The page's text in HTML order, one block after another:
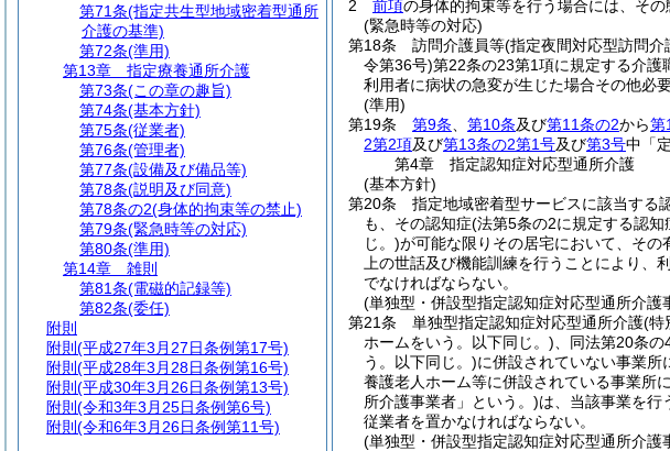
2
前項の身体的拘束等を行う場合には、そ
(緊急時等の対応)
第18条
訪問介護員等(指定夜間対応型訪問
令第36号)第22条の23第1項に規定する介護
利用者に病状の急変が生じた場合その他必
(準用)
第19条
第9条 第10条及び第11条の2から第
2第2項及び第13条の2第1号及び第3号中「
第4章
指定認知症対応型通所介護
(基本方針)
第20条
指定地域密着型サービスに該当する
も、その認知症(法第5条の2に規定する認
じ。)が可能な限りその居宅において、そ
上の世話及び機能訓練を行うことにより
でなければならない。
(単独型・併設型指定認知症対応型通所介護
第21条
単独型指定認知症対応型通所介護(特
ホームをいう。以下同じ。) 、同法第20条
う。以下同じ。)に併設されていない事業所
養護老人ホーム等に併設されている事業所
所介護事業者」という。)は、当該事業を行
従業者を置かなければならない。
(単独型・併設型指定認知症対応型通所介護
第71条(指定共生型地域密着型通所
介護の基準)
第72条(準用)
第13章
指定療養通所介護
第73条(この章の趣旨)
第74条(基本方針)
第75条(従業者)
第76条(管理者)
第77条(設備及び備品等)
第78条(説明及び同意)
第78条の2(身体的拘束等の禁止)
第79条(緊急時等の対応)
第80条(準用)
第14章
雑則
第81条(電磁的記録等)
第82条(委任)
附則
附則 (平成27年3月27日条例第17号)
附則 (平成28年3月28日条例第16号)
附則 (平成30年3月26日条例第13号)
附則 (令和3年3月25日条例第6号)
附則 (令和6年3月26日条例第11号)